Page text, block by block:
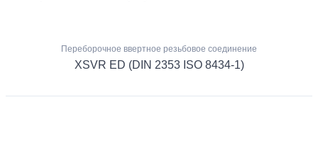
Переборочное ввертное резьбовое соединение
XSVR ED (DIN 2353 ISO 8434-1)